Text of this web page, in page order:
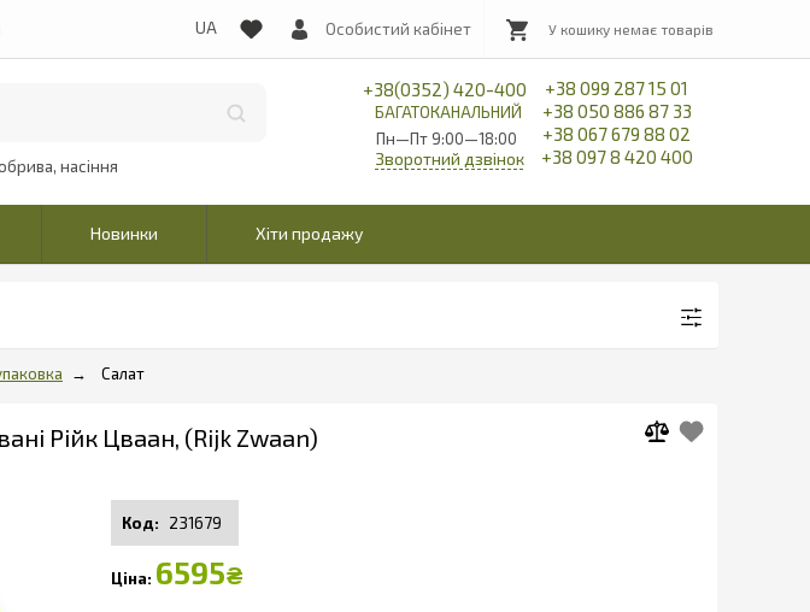
Особистий кабінет
насіння
+38(0352) 420-400
БАГАТОКАНАЛЬНИЙ
Пн—Пт 9:00—18:00
+38 099 287 15 01
+38 050 886 87 33
+38 067 679 88 02
+38 097 8 420 400
Зворотний дзвінок
Новинки Хіти продажу
Салат
Рійк Цваан, (Rijk Zwaan)
231679
6595₴